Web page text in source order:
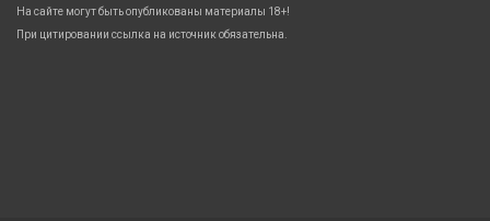
На сайте могут быть опубликованы материалы 18+!
При цитировании ссылка на источник обязательна.